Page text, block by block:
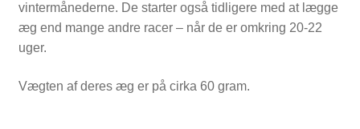
SHOP
vintermånederne. De starter også tidligere med at lægge
æg end mange andre racer – når de er omkring 20-22
uger.
Vægten af deres æg er på cirka 60 gram.